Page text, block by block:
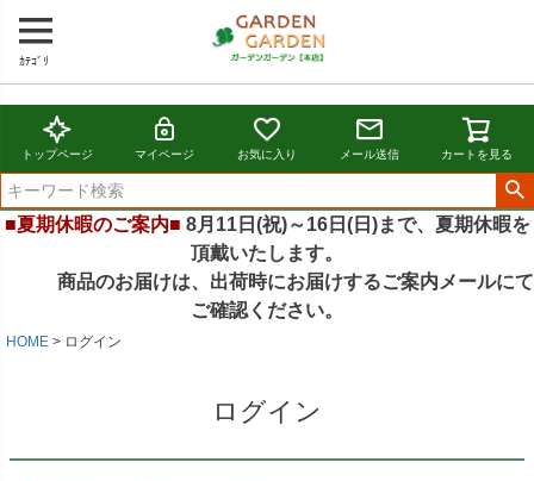
ｶﾃｺﾞﾘ
トップページ マイページ お気に入り メール送信 カートを見る
■夏期休暇のご案内■ 8月11日(祝)～16日(日)まで、夏期休暇を
頂戴いたします。
商品のお届けは、出荷時にお届けするご案内メールにて
ご確認ください。
HOME ログイン
ログイン